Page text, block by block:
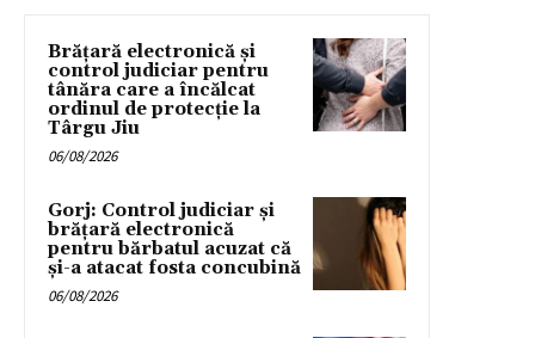
Brățară electronică și
control judiciar pentru
tânăra care a încălcat
ordinul de protecție la
Târgu Jiu
06/08/2026
Gorj: Control judiciar și
brățară electronică
pentru bărbatul acuzat că
și-a atacat fosta concubină
06/08/2026